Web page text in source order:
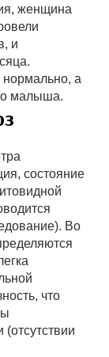
женщина
и
а
малыша.
состояние
Во
что